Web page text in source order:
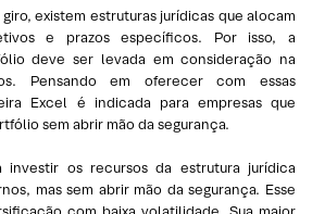
existem estruturas jurídicas que alocam
e prazos específicos. Por isso, a
deve ser levada em consideração na
Pensando em oferecer com essas
Excel é indicada para empresas que
sem abrir mão da segurança.
investir os recursos da estrutura jurídica
mas sem abrir mão da segurança. Esse